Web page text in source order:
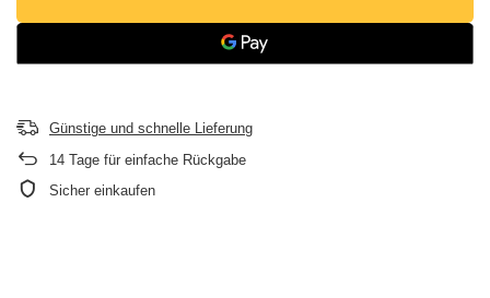
Günstige und schnelle Lieferung
14 Tage für einfache Rückgabe
Sicher einkaufen